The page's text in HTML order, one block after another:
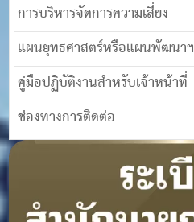
การบริหารจัดการความเสี่ยง
แผนยุทธศาสตร์หรือแผนพัฒนาฯ
คู่มือปฏิบัติงานสำหรับเจ้าหน้าที่
ช่องทางการติดต่อ